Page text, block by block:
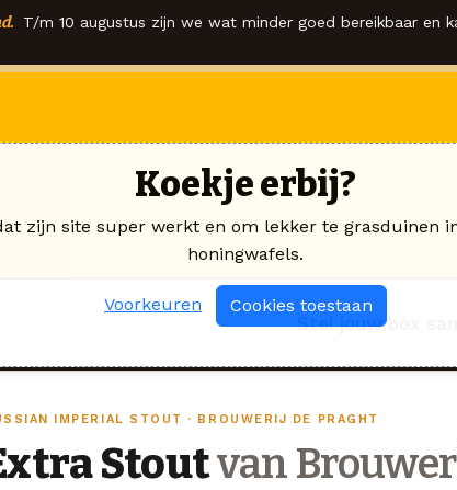
T/m 10 augustus zijn we wat minder goed bereikbaar en
Stel jouw box
IMPERIAL STOUT · BROUWERIJ DE PRAGHT
Stoutvan
Koekje erbij?
zijn site super werkt en om lekker te grasduinen
honingwafels.
Voorkeuren Cookies toestaan